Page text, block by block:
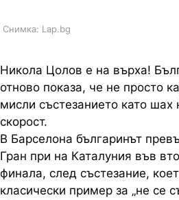
Снимка: Lap.bg
Никола Цолов е на върха!
отново показа, че не просто
мисли състезанието като шах
скорост.
В Барселона българинът
Гран при на Каталуния във
финала, след състезание,
класически пример за „не се